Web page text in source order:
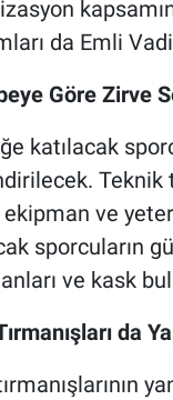
da Emli
Göre Zirve
katılacak
Teknik
ekipman ve
sporcuların
ve kask
da